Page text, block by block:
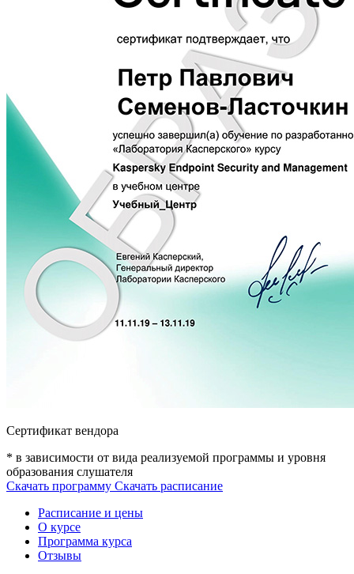
Сертификат вендора
* в зависимости от вида реализуемой программы и уровня
образования слушателя
Скачать программу Скачать расписание
Расписание и цены
О курсе
Программа курса
Отзывы